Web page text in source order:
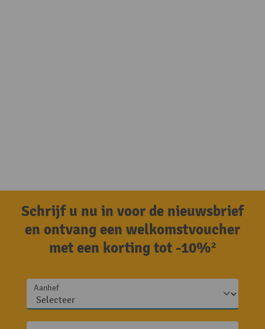
Schrijf u nu in voor de nieuwsbrief
en ontvang een welkomstvoucher
met een korting tot -10%²
Aanhef